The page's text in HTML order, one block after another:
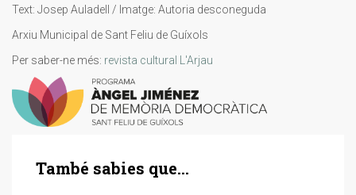
Text: Josep Auladell / Imatge: Autoria desconeguda
Arxiu Municipal de Sant Feliu de Guíxols
Per saber-ne més: revista cultural L'Arjau
També sabies que...